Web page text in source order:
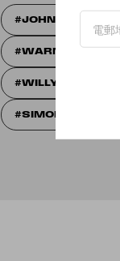
JOHNNY DEPP
WARNER BROS.
WILLY WONKA
SIMON RICH